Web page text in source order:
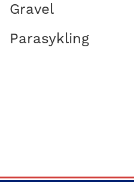
Gravel
Parasykling